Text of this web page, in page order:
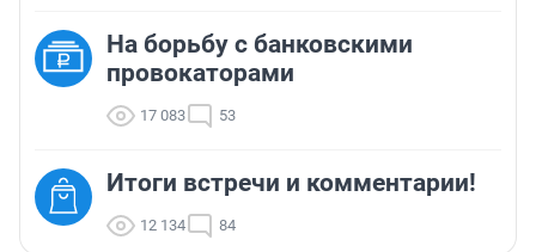
На борьбу с банковскими
провокаторами
17 083 53
Итоги встречи и комментарии!
12 134 84